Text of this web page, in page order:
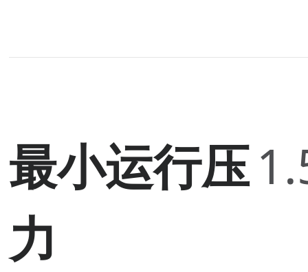
最小运行压
力